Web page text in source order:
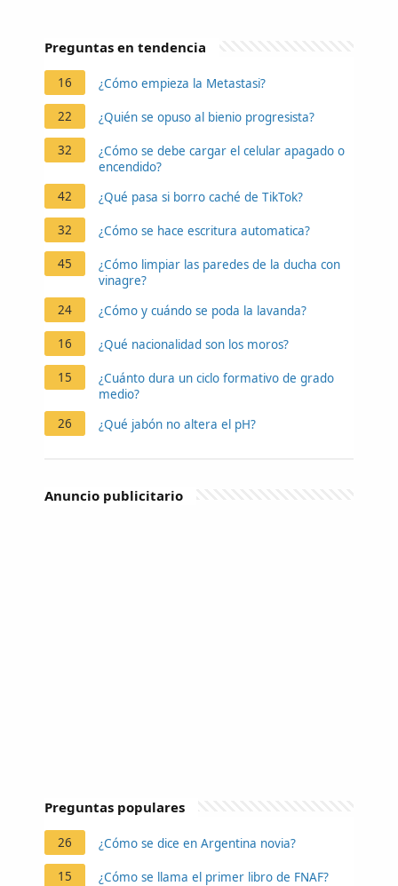
Preguntas en tendencia
16 ¿Cómo empieza la Metastasi?
22 ¿Quién se opuso al bienio progresista?
32
¿Cómo se debe cargar el celular apagado o
encendido?
42
¿Qué pasa si borro caché de TikTok?
32 ¿Cómo se hace escritura automatica?
45
¿Cómo limpiar las paredes de la ducha con
vinagre?
24
¿Cómo y cuándo se poda la lavanda?
16 ¿Qué nacionalidad son los moros?
15
¿Cuánto dura un ciclo formativo de grado
medio?
26
¿Qué jabón no altera el pH?
Anuncio publicitario
Preguntas populares
26 ¿Cómo se dice en Argentina novia?
15 ¿Cómo se llama el primer libro de FNAF?